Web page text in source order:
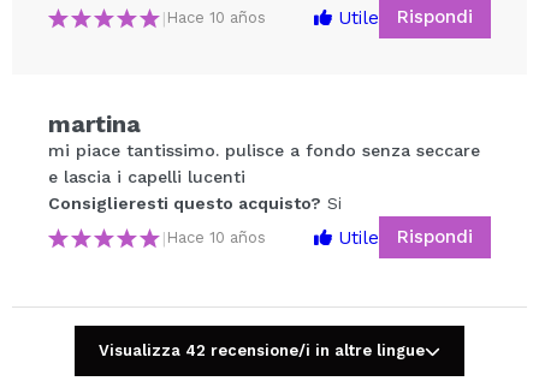
Il tuo video potrebbe essere il primo. Immaginalo...
Consiglieresti questo acquisto?
5/5
| Hace 10 años Utile Rispondi
martina
mi piace tantissimo. pulisce a fondo senza seccare
e lascia i capelli lucenti
Consiglieresti questo acquisto? Si
| Hace 10 años Utile Rispondi
Visualizza 42 recensione/i in altre lingue